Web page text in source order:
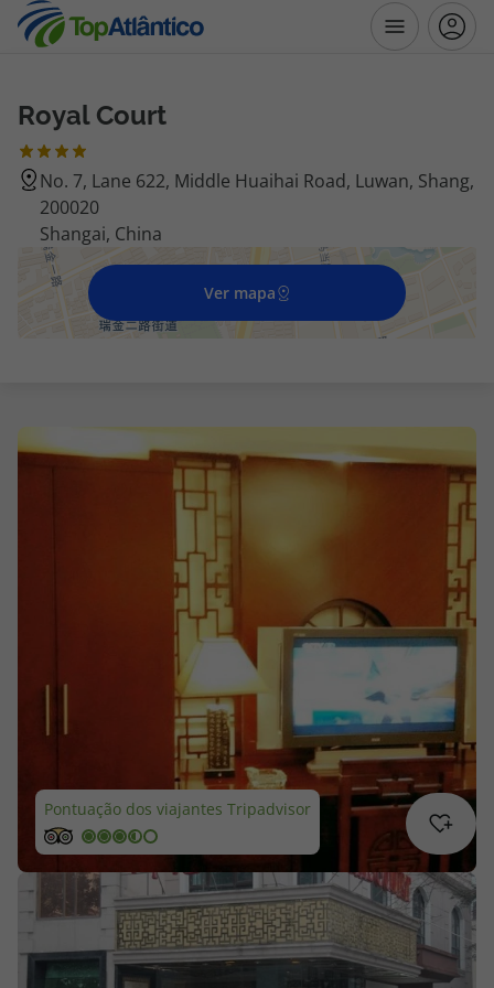
Destinos
Voos
Hotéis
Voos + Hotel
Cheque Viagem
Blog TopViagens
Área de Cliente
Royal Court
No. 7, Lane 622, Middle Huaihai Road, Luwan, Shang,
200020
Shangai, China
Ver mapa
Pontuação dos viajantes Tripadvisor